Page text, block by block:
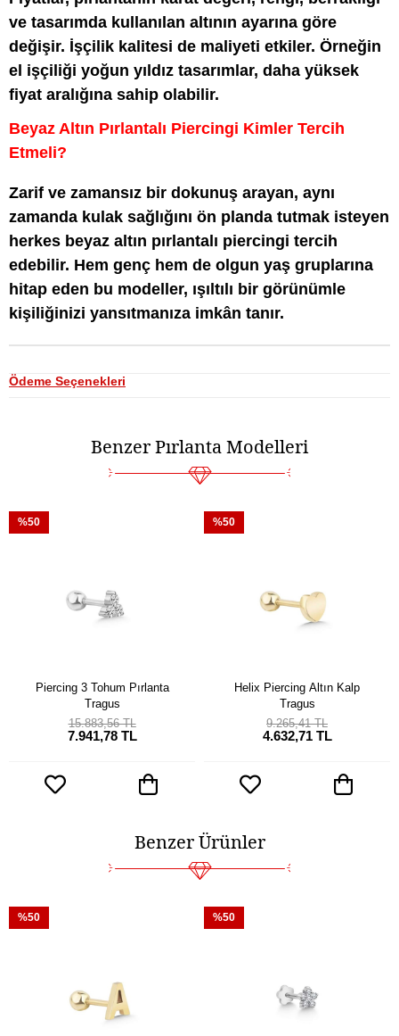
ve tasarımda kullanılan altının ayarına göre
değişir. İşçilik kalitesi de maliyeti etkiler. Örneğin
el işçiliği yoğun yıldız tasarımlar, daha yüksek
fiyat aralığına sahip olabilir.
Beyaz Altın Pırlantalı Piercingi Kimler Tercih
Etmeli?
Zarif ve zamansız bir dokunuş arayan, aynı
zamanda kulak sağlığını ön planda tutmak isteyen
herkes beyaz altın pırlantalı piercingi tercih
edebilir. Hem genç hem de olgun yaş gruplarına
hitap eden bu modeller, ışıltılı bir görünümle
kişiliğinizi yansıtmanıza imkân tanır.
Ödeme Seçenekleri
Benzer Pırlanta Modelleri
Piercing 3 Tohum Pırlanta
Tragus
7.941,78 TL
15.883,56 TL
%50
Helix Piercing Altın Kalp
Tragus
4.632,71 TL
9.265,41 TL
%50
Benzer Ürünler
%50 %50